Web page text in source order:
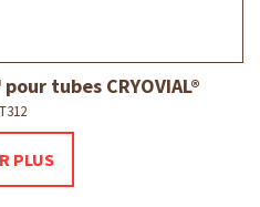
tubes CRYOVIAL®
T312
PLUS